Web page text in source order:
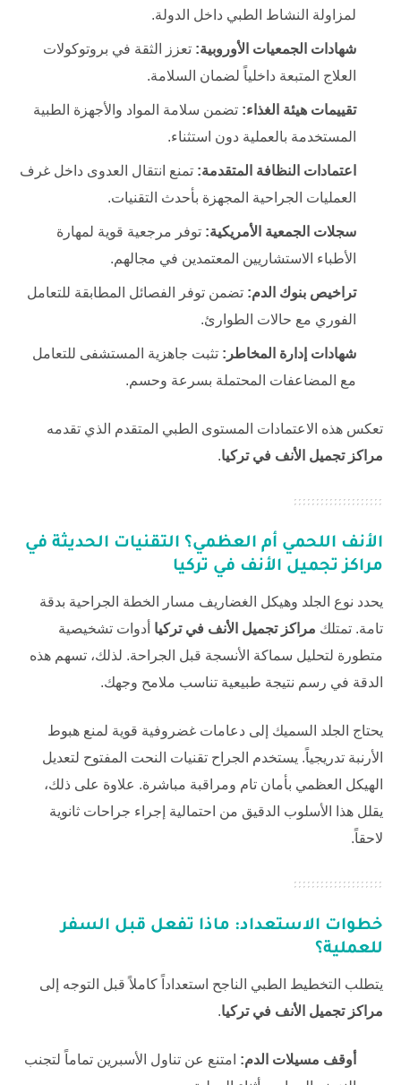
لمزاولة النشاط الطبي داخل الدولة.
شهادات الجمعيات الأوروبية: تعزز الثقة في بروتوكولات
العلاج المتبعة داخلياً لضمان السلامة.
تقييمات هيئة الغذاء: تضمن سلامة المواد والأجهزة الطبية
المستخدمة بالعملية دون استثناء.
اعتمادات النظافة المتقدمة: تمنع انتقال العدوى داخل غرف
العمليات الجراحية المجهزة بأحدث التقنيات.
سجلات الجمعية الأمريكية: توفر مرجعية قوية لمهارة
الأطباء الاستشاريين المعتمدين في مجالهم.
تراخيص بنوك الدم: تضمن توفر الفصائل المطابقة للتعامل
الفوري مع حالات الطوارئ.
شهادات إدارة المخاطر: تثبت جاهزية المستشفى للتعامل
مع المضاعفات المحتملة بسرعة وحسم.
تعكس هذه الاعتمادات المستوى الطبي المتقدم الذي تقدمه
مراكز تجميل الأنف في تركيا.
الأنف اللحمي أم العظمي؟ التقنيات الحديثة في
مراكز تجميل الأنف في تركيا
يحدد نوع الجلد وهيكل الغضاريف مسار الخطة الجراحية بدقة
تامة. تمتلك مراكز تجميل الأنف في تركيا أدوات تشخيصية
متطورة لتحليل سماكة الأنسجة قبل الجراحة. لذلك، تسهم هذه
الدقة في رسم نتيجة طبيعية تناسب ملامح وجهك.
يحتاج الجلد السميك إلى دعامات غضروفية قوية لمنع هبوط
الأرنبة تدريجياً. يستخدم الجراح تقنيات النحت المفتوح لتعديل
الهيكل العظمي بأمان تام ومراقبة مباشرة. علاوة على ذلك،
يقلل هذا الأسلوب الدقيق من احتمالية إجراء جراحات ثانوية
لاحقاً.
خطوات الاستعداد: ماذا تفعل قبل السفر
للعملية؟
يتطلب التخطيط الطبي الناجح استعداداً كاملاً قبل التوجه إلى
مراكز تجميل الأنف في تركيا.
أوقف مسيلات الدم: امتنع عن تناول الأسبرين تماماً لتجنب